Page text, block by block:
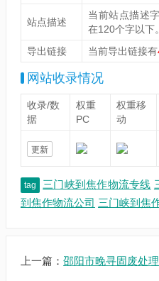
站点描述
当前站点描述
在120个字以下。
导出链接
当前导出链接有
网站收录情况
收录/数
据
权重
PC
权重移
动
更新
tag 三门峡到焦作物流专线
到焦作物流公司 三门峡到焦
上一篇： 邵阳市晚寻固废处